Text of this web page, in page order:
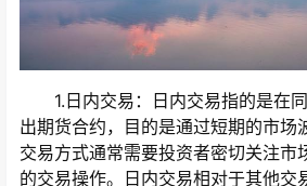
1.日内交易：日内交易指的是在
出期货合约，目的是通过短期的市场
交易方式通常需要投资者密切关注市
的交易操作。日内交易相对于其他交